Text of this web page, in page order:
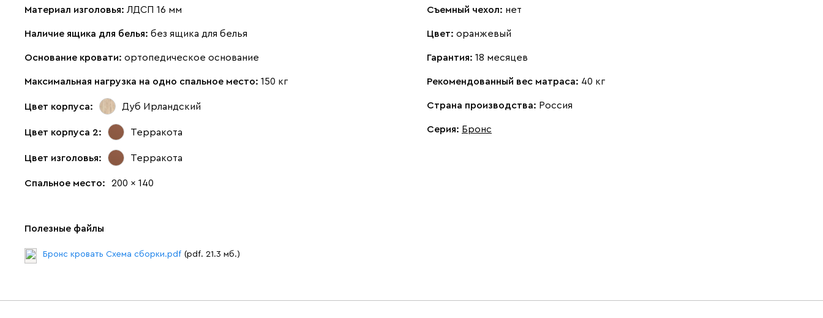
Материал изголовья: ЛДСП 16 мм
Наличие ящика для белья: без ящика для белья
Основание кровати: ортопедическое основание
Максимальная нагрузка на одно спальное место: 150 кг
Цвет корпуса: Дуб Ирландский
Цвет корпуса 2: Терракота
Цвет изголовья: Терракота
Спальное место: 200 x 140
Съемный чехол: нет
Цвет: оранжевый
Гарантия: 18 месяцев
Рекомендованный вес матраса: 40 кг
Страна производства: Россия
Серия: Бронс
Полезные файлы
Бронс кровать Схема сборки.pdf (pdf. 21.3 мб.)